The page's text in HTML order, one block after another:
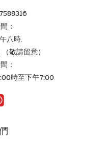
：
八時.
敬請留意）
：
時至下午7:00